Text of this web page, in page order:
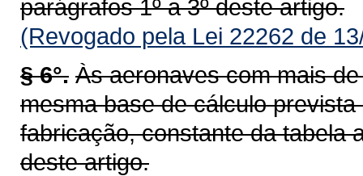
parágrafos 1º a 3º deste artigo.
(Revogado pela Lei 22262 de
§ 6°. Às aeronaves com mais
mesma base de cálculo
fabricação, constante da tabela
deste artigo.